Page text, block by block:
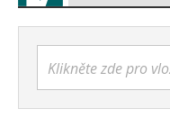
Klikněte zde pro